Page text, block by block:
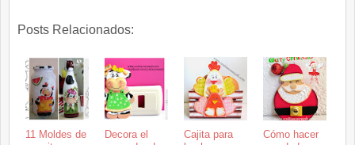
Posts Relacionados:
11 Moldes de
Decora el
Cajita para
Cómo hacer